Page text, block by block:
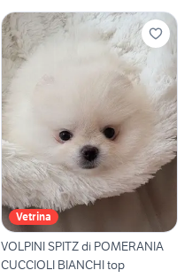
Vetrina
VOLPINI SPITZ di POMERANIA
CUCCIOLI BIANCHI top